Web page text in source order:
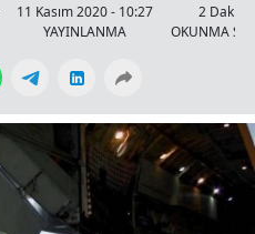
11 Kasım 2020 - 10:27
YAYINLANMA
2 Dakika
OKUNMA